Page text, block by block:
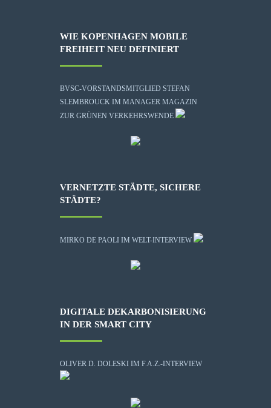
WIE KOPENHAGEN MOBILE
FREIHEIT NEU DEFINIERT
BVSC-VORSTANDSMITGLIED STEFAN
SLEMBROUCK IM MANAGER MAGAZIN
ZUR GRÜNEN VERKEHRSWENDE
VERNETZTE STÄDTE, SICHERE
STÄDTE?
MIRKO DE PAOLI IM WELT-INTERVIEW
DIGITALE DEKARBONISIERUNG
IN DER SMART CITY
OLIVER D. DOLESKI IM F.A.Z.-INTERVIEW